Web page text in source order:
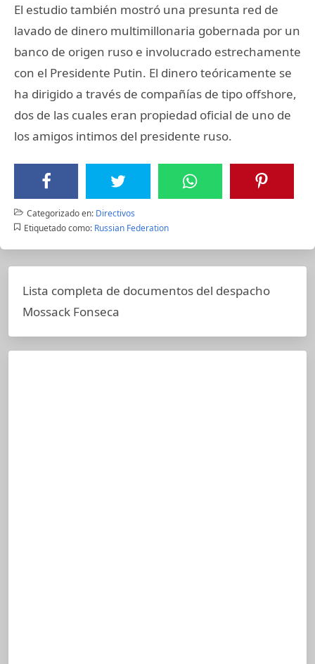
El estudio también mostró una presunta red de
lavado de dinero multimillonaria gobernada por un
banco de origen ruso e involucrado estrechamente
con el Presidente Putin. El dinero teóricamente se
ha dirigido a través de compañías de tipo offshore,
dos de las cuales eran propiedad oficial de uno de
los amigos intimos del presidente ruso.
Categorizado en: Directivos
Etiquetado como: Russian Federation
Lista completa de documentos del despacho
Mossack Fonseca